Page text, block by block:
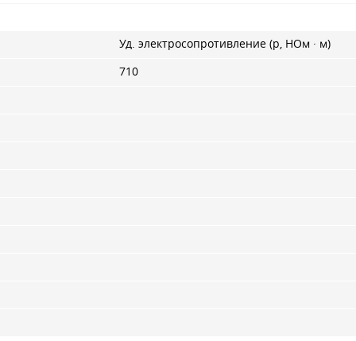
Уд. электросопротивление (p, НОм · м)
710